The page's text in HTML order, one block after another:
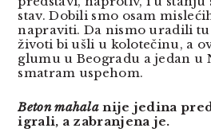
stav. Dobili smo osam
napraviti. Da nismo uradili
životi bi ušli u kolotečinu, a
glumu u Beogradu a jedan u
smatram uspehom.
Beton mahala nije jedina
igrali, a zabranjena je.